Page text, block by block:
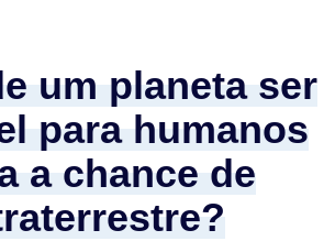
um planeta ser
para humanos
a chance de